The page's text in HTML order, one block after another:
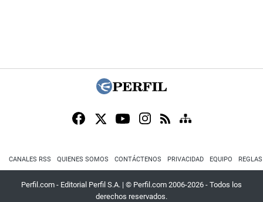
CANALES RSS QUIENES SOMOS CONTÁCTENOS PRIVACIDAD EQUIPO
Perfil.com - Editorial Perfil S.A. | © Perfil.com 2006-2026 - Todos los
derechos reservados.